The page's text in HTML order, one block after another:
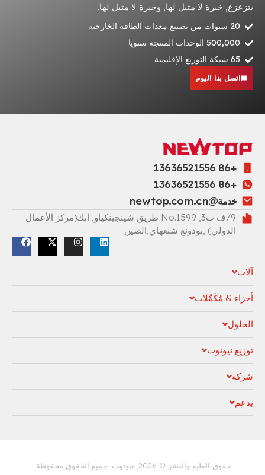
يتزعزع, خبرة لا مثيل لها, وخبرة لا مثيل لها.
20 سنوات من تصنيع معدات الطاقة الخارجية
500,000 الوحدات المنتجة سنويا
65 شبكة التوزيع الإقليمية
اتصل بنا اليوم
+86 13636521556
+86 13636521556
خدمة@newtop.com.cn
9/ف ب3, No.1599 طريق شينجينكياو, إبك(مركز الأعمال
الدولي) ,بودونغ شنغهاي,الصين
آلات
أجزاء & مُكَمِّلات
الحلول
توزيع نيوتوب
شركة
يدعم
حقوق الطبع والنشر © 2026, نيوتوب. جميع الحقوق محفوظة.